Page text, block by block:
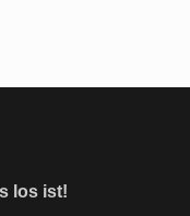
los ist!